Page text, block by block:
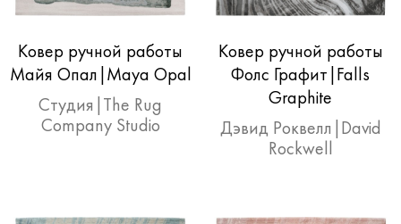
Ковер ручной работы
Майя Опал|Maya Opal
Студия|The Rug
Company Studio
Ковер ручной работы
Фолc Графит|Falls
Graphite
Дэвид Роквелл|David
Rockwell